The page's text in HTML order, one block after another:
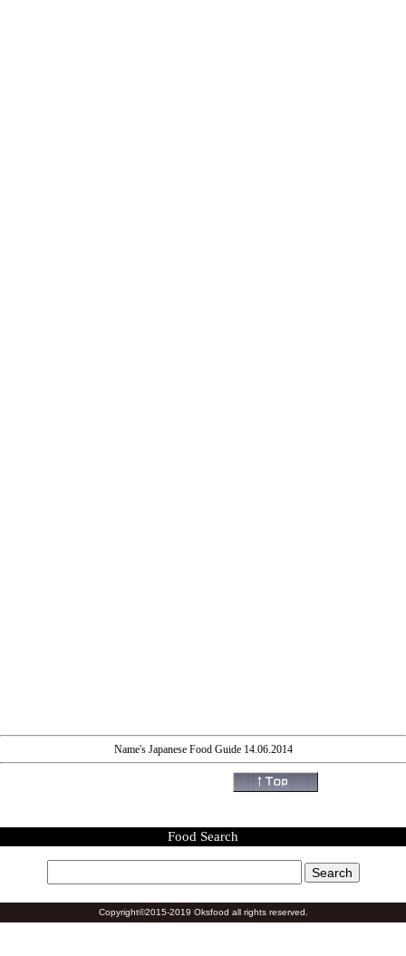
Name's Japanese Food Guide 14.06.2014
Food Search
Copyright©2015-2019 Oksfood all rights reserved.